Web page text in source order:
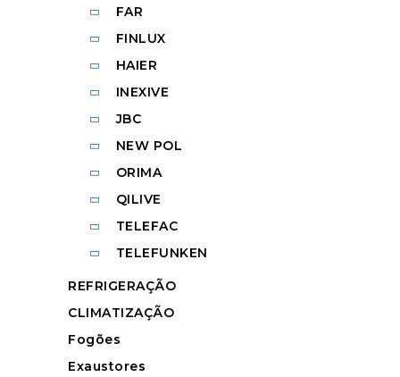
FAR
FINLUX
HAIER
INEXIVE
JBC
NEW POL
ORIMA
QILIVE
TELEFAC
TELEFUNKEN
REFRIGERAÇÃO
CLIMATIZAÇÃO
Fogões
Exaustores